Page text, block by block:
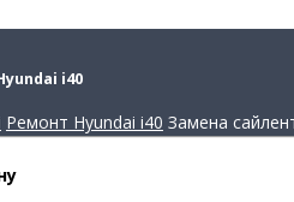
i40
Ремонт Hyundai i40 Замена